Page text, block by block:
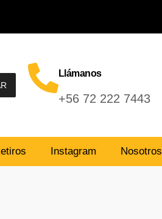
Llámanos
+56 72 222 7443
Instagram Nosotros